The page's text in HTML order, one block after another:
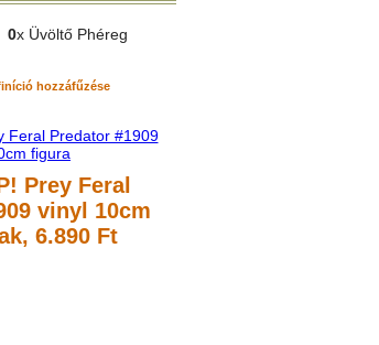
0x Üvöltő Phéreg
hozzáfűzése
Prey Feral
vinyl 10cm
6.890 Ft